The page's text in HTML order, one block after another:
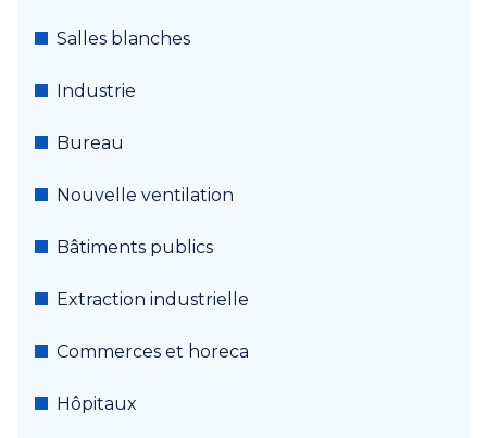
Salles blanches
Industrie
Bureau
Nouvelle ventilation
Bâtiments publics
Extraction industrielle
Commerces et horeca
Hôpitaux